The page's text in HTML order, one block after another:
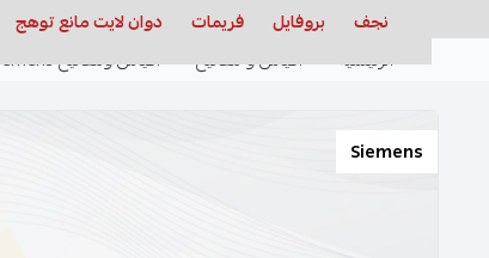
نجف
بروفايل فريمات دوان لايت مانع توهج
الرئيسية
أفياش و مفاتيح أفياش ومفاتيح Siemens
Siemens